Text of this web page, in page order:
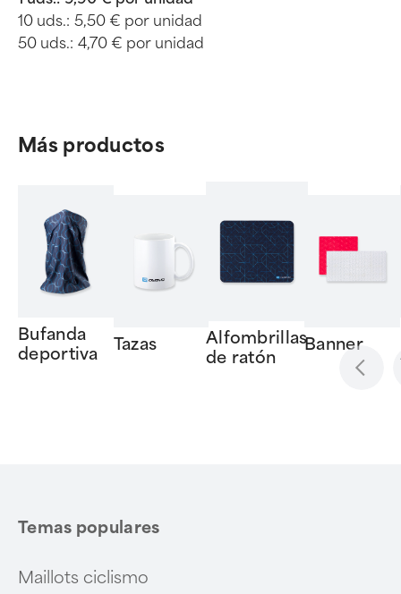
10 uds.: 5,50 € por unidad
50 uds.: 4,70 € por unidad
Más productos
Bufanda
deportiva
Tazas
Alfombrillas
de ratón
Banner
Temas populares
Maillots ciclismo